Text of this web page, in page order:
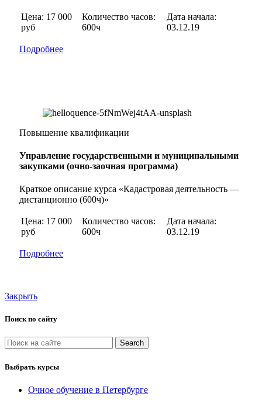
Цена: 17 000
руб
Количество часов:
600ч
Дата начала:
03.12.19
Подробнее
Повышение квалификации
Управление государственными и муниципальными
закупками (очно-заочная программа)
Краткое описание курса «Кадастровая деятельность —
дистанционно (600ч)»
Цена: 17 000
руб
Количество часов:
600ч
Дата начала:
03.12.19
Подробнее
Закрыть
Поиск по сайту
Search
Выбрать курсы
Очное обучение в Петербурге